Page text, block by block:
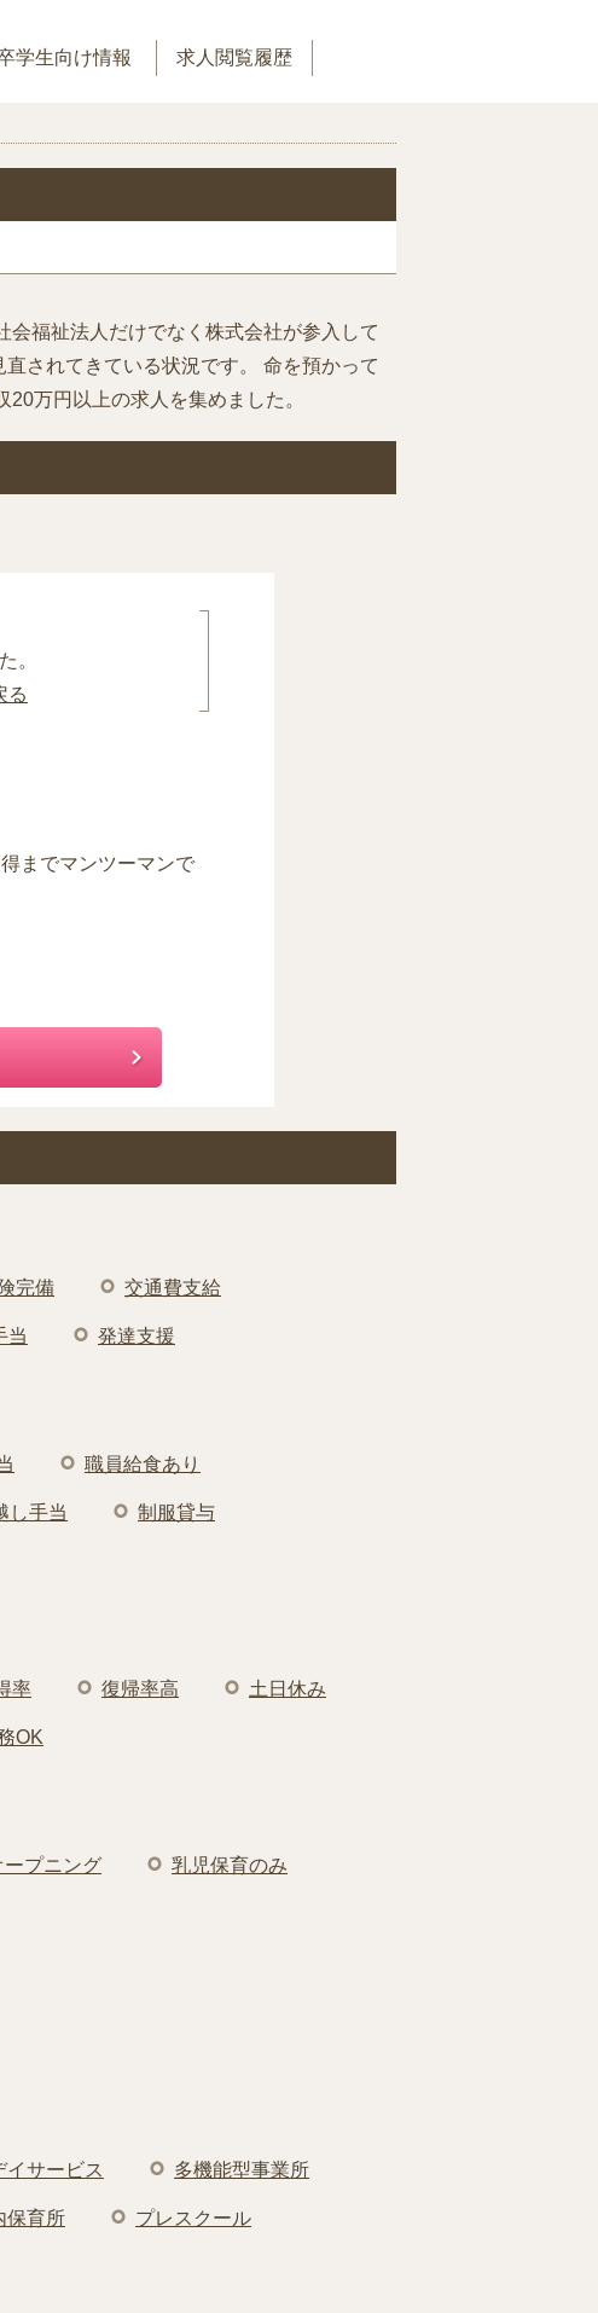
学生向け情報 求人閲覧履歴
福祉法人だけでなく株式会社が参入して
されてきている状況です。 命を預かって
万円以上の求人を集めました。
。
る
までマンツーマンで
完備 交通費支給
当 発達支援
職員給食あり
し手当 制服貸与
率 復帰率高 土日休み
OK
ープニング 乳児保育のみ
イサービス 多機能型事業所
保育所 プレスクール